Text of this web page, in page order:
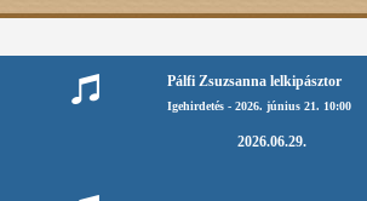
Pálfi Zsuzsanna lelkipásztor
Igehirdetés - 2026. június 21. 10:00
2026.06.29.